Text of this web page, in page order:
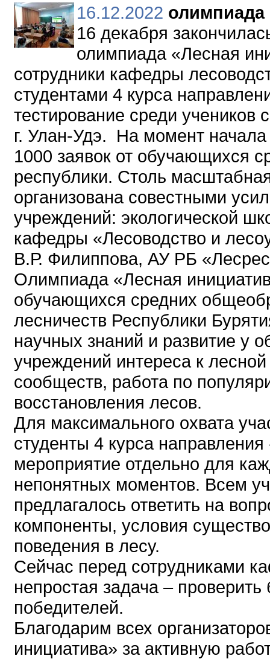
16.12.2022 олимпиада
16 декабря
олимпиада «Лесная
сотрудники кафедры
студентами 4 курса
тестирование среди
г. Улан-Удэ. На момент
1000 заявок от обучающихся
республики. Столь
организована совестными
учреждений: экологической
кафедры «Лесоводство и
В.Р. Филиппова, АУ РБ
Олимпиада «Лесная
обучающихся средних
лесничеств Республики
научных знаний и развитие у
учреждений интереса к
сообществ, работа по
восстановления лесов.
Для максимального охвата
студенты 4 курса
мероприятие отдельно для
непонятных моментов. Всем
предлагалось ответить на
компоненты, условия
поведения в лесу.
Сейчас перед сотрудниками
непростая задача –
победителей.
Благодарим всех
инициатива» за активную